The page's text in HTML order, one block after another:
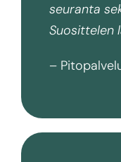
seuranta
Suosittelen
–